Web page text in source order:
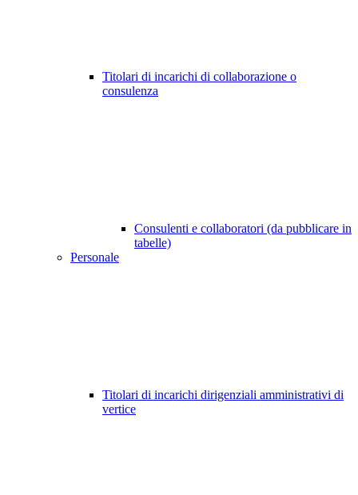
Titolari di incarichi di collaborazione o
consulenza
Consulenti e collaboratori (da pubblicare in
tabelle)
Personale
Titolari di incarichi dirigenziali amministrativi di
vertice